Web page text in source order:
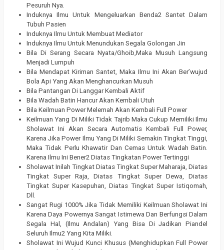
Pesuruh Nya.
Induknya Ilmu Untuk Mengeluarkan Benda2 Santet Dalam
Tubuh Pasien
Induknya Ilmu Untuk Membuat Mediator
Induknya Ilmu Untuk Menundukan Segala Golongan Jin
Bila Di Serang Secara Nyata/Ghoib,Maka Musuh Langsung
Menjadi Lumpuh
Bila Mendapat Kiriman Santet, Maka Ilmu Ini Akan Ber’wujud
Bola Api Yang Akan Menghancurkan Musuh
Bila Pantangan Di Langgar Kembali Aktif
Bila Wadah Batin Hancur Akan Kembali Utuh
Bila Keilmuan Power Melemah Akan Kembali Full Power
Keilmuan Yang Di Miliki Tidak Tajrib Maka Cukup Memiliki Ilmu
Sholawat Ini Akan Secara Automatis Kembali Full Power,
Karena Jika Power Ilmu Yang Di Miliki Semakin Tingkat Tinggi,
Maka Tidak Perlu Khawatir Dan Cemas Untuk Wadah Batin.
Karena Ilmu Ini Bener2 Diatas Tingkatan Power Tertinggi
Sholawat Inilah Tingkat Diatas Tingkat Super Maharaja, Diatas
Tingkat Super Raja, Diatas Tingkat Super Dewa, Diatas
Tingkat Super Kasepuhan, Diatas Tingkat Super Istiqomah,
Dll.
Sangat Rugi 1000% Jika Tidak Memiliki Keilmuan Sholawat Ini
Karena Daya Powernya Sangat Istimewa Dan Berfungsi Dalam
Segala Hal, (Ilmu Andalan) Yang Bisa Di Jadikan Piandel
Seluruh Ilmu2 Yang Kita Miliki.
Sholawat Ini Wujud Kunci Khusus (Menghidupkan Full Power